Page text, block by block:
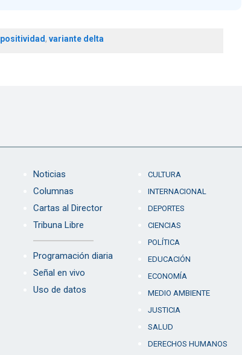
positividad , variante delta
Noticias
Columnas
Cartas al Director
Tribuna Libre
Programación diaria
Señal en vivo
Uso de datos
CULTURA
INTERNACIONAL
DEPORTES
CIENCIAS
POLÍTICA
EDUCACIÓN
ECONOMÍA
MEDIO AMBIENTE
JUSTICIA
SALUD
DERECHOS HUMANOS